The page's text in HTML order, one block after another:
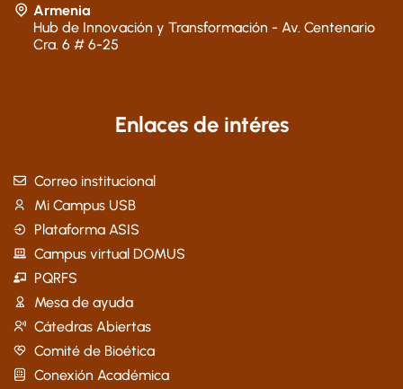
Armenia
Hub de Innovación y Transformación - Av. Centenario
Cra. 6 # 6-25
Enlaces de intéres
Correo institucional
Mi Campus USB
Plataforma ASIS
Campus virtual DOMUS
PQRFS
Mesa de ayuda
Cátedras Abiertas
Comité de Bioética
Conexión Académica